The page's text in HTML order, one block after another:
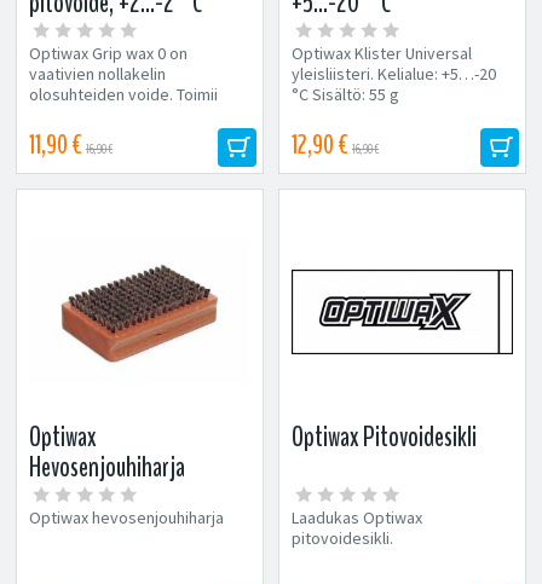
Optiwax Grip wax 0 on
vaativien nollakelin
olosuhteiden voide. Toimii
Kelialue:...
11,90 € 16,90 €
Optiwax Klister Universal
yleisliisteri. Kelialue: +5…-20
°C Sisältö: 55 g
12,90 € 16,90 €
Optiwax
Hevosenjouhiharja
Optiwax hevosenjouhiharja
Optiwax Pitovoidesikli
Laadukas Optiwax
pitovoidesikli.